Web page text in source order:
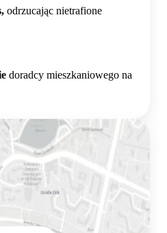
odrzucając nietrafione
doradcy mieszkaniowego na